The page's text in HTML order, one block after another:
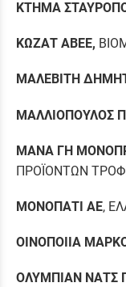
ΚΤΗΜΑ
ΚΩΖΑΤ ΑΒΕΕ,
ΜΑΛΕΒΙΤΗ
ΜΑΛΛΙΟΠΟΥΛΟΣ
ΜΑΝΑ ΓΗ
ΠΡΟΪΟΝΤΩΝ
ΜΟΝΟΠΑΤΙ ΑΕ,
ΟΙΝΟΠΟΙΙΑ
ΟΛΥΜΠΙΑΝ ΝΑΤΣ